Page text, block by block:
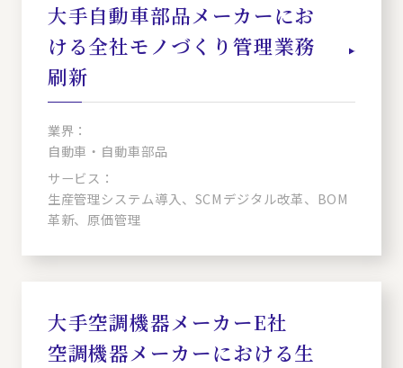
大手自動車部品メーカーにお
ける全社モノづくり管理業務
刷新
業界：
自動車・自動車部品
サービス：
生産管理システム導入、SCMデジタル改革、BOM
革新、原価管理
大手空調機器メーカーE社
空調機器メーカーにおける生